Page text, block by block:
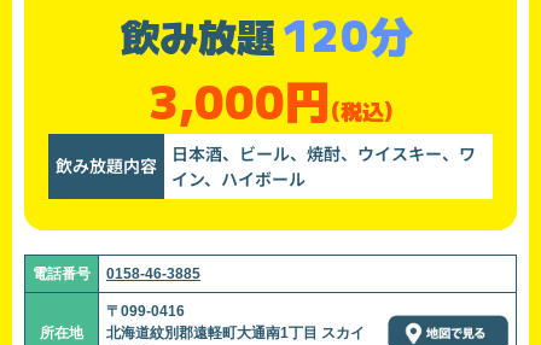
飲み放題120分
3,000円(税込)
飲み放題内容
日本酒、ビール、焼酎、ウイスキー、ワ
イン、ハイボール
電話番号 0158-46-3885
所在地
〒099-0416
北海道紋別郡遠軽町大通南1丁目 スカイ